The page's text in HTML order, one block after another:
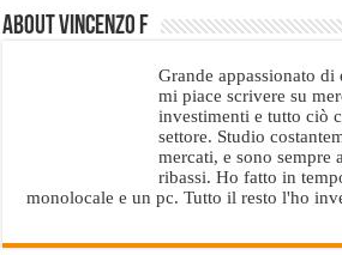
About Vincenzo F
Grande appassionato
mi piace scrivere su
investimenti e tutto ciò
settore. Studio
mercati, e sono sempre
ribassi. Ho fatto in
monolocale e un pc. Tutto il resto l'ho